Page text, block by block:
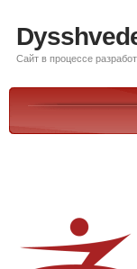
Сайт в процессе